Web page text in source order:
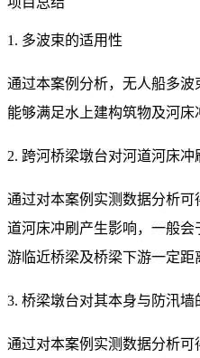
1. 多波束的适用性
通过本案例分析，无人船多波
能够满足水上建构筑物及河床
2. 跨河桥梁墩台对河道河床冲
通过对本案例实测数据分析
道河床冲刷产生影响，一般
游临近桥梁及桥梁下游一定距
3. 桥梁墩台对其本身与防汛墙
通过对本案例实测数据分析